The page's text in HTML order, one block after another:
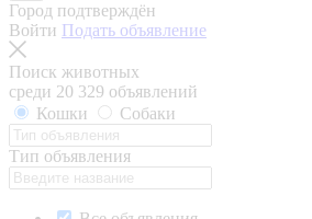
Город подтверждён
Войти Подать объявление
Поиск животных
среди 20 329 объявлений
Кошки
Собаки
Тип объявления